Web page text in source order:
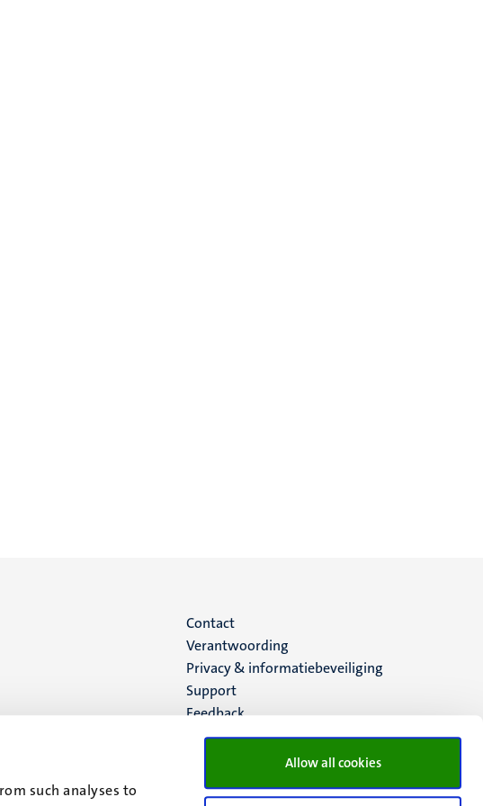
such analyses to
Allow all cookies
Menu
footer
(NL)
Contact
Verantwoording
Privacy & informatiebeveiliging
Support
Feedback